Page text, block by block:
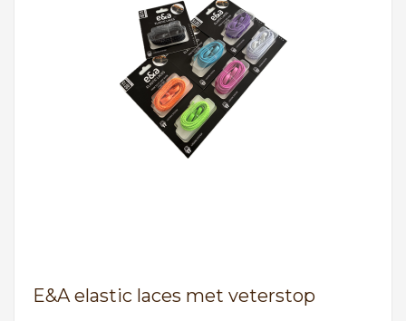
E&A elastic laces met veterstop